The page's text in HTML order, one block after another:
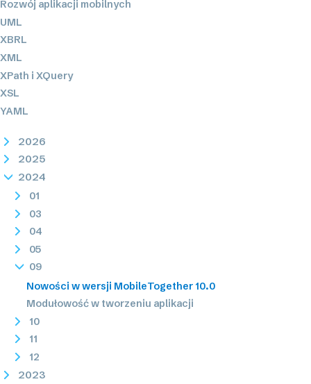
Rozwój aplikacji mobilnych
UML
XBRL
XML
XPath i XQuery
XSL
YAML
2026
2025
2024
01
03
04
05
09
Nowości w wersji MobileTogether 10.0
Modułowość w tworzeniu aplikacji
10
11
12
2023